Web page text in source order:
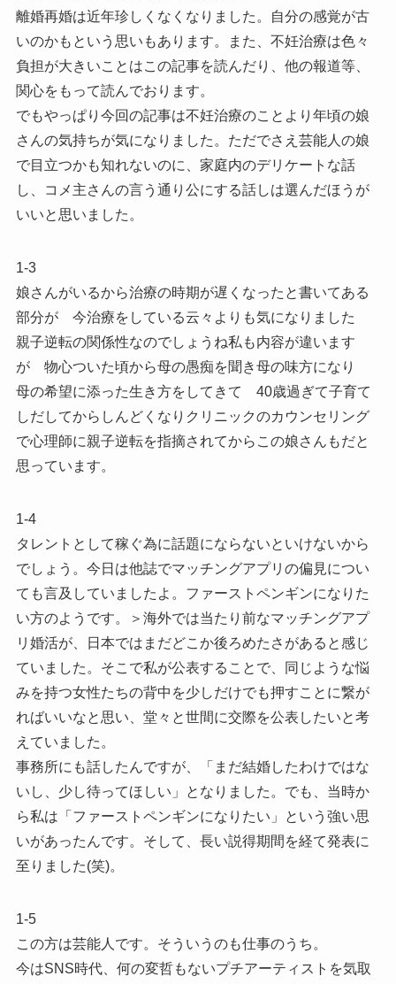
離婚再婚は近年珍しくなくなりました。自分の感覚が古
いのかもという思いもあります。また、不妊治療は色々
負担が大きいことはこの記事を読んだり、他の報道等、
関心をもって読んでおります。
でもやっぱり今回の記事は不妊治療のことより年頃の娘
さんの気持ちが気になりました。ただでさえ芸能人の娘
で目立つかも知れないのに、家庭内のデリケートな話
し、コメ主さんの言う通り公にする話しは選んだほうが
いいと思いました。
1-3
娘さんがいるから治療の時期が遅くなったと書いてある
部分が 今治療をしている云々よりも気になりました
親子逆転の関係性なのでしょうね私も内容が違います
が 物心ついた頃から母の愚痴を聞き母の味方になり
母の希望に添った生き方をしてきて 40歳過ぎて子育て
しだしてからしんどくなりクリニックのカウンセリング
で心理師に親子逆転を指摘されてからこの娘さんもだと
思っています。
1-4
タレントとして稼ぐ為に話題にならないといけないから
でしょう。今日は他誌でマッチングアプリの偏見につい
ても言及していましたよ。ファーストペンギンになりた
い方のようです。＞海外では当たり前なマッチングアプ
リ婚活が、日本ではまだどこか後ろめたさがあると感じ
ていました。そこで私が公表することで、同じような悩
みを持つ女性たちの背中を少しだけでも押すことに繋が
ればいいなと思い、堂々と世間に交際を公表したいと考
えていました。
事務所にも話したんですが、「まだ結婚したわけではな
いし、少し待ってほしい」となりました。でも、当時か
ら私は「ファーストペンギンになりたい」という強い思
いがあったんです。そして、長い説得期間を経て発表に
至りました(笑)。
1-5
この方は芸能人です。そういうのも仕事のうち。
今はSNS時代、何の変哲もないプチアーティストを気取